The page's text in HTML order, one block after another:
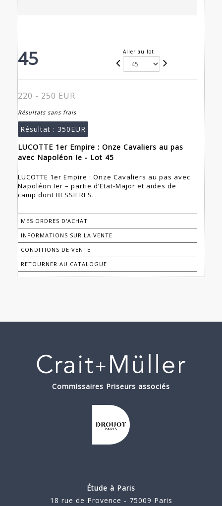
45 Aller au lot
220 - 250 EUR
Résultats sans frais
Résultat : 350EUR
LUCOTTE 1er Empire : Onze Cavaliers au pas
avec Napoléon Ie - Lot 45
LUCOTTE 1er Empire : Onze Cavaliers au pas avec
Napoléon Ier – partie d’Etat-Major et aides de
camp dont BESSIERES.
MES ORDRES D'ACHAT
INFORMATIONS SUR LA VENTE
CONDITIONS DE VENTE
RETOURNER AU CATALOGUE
Commissaires Priseurs associés
Étude à Paris
18 rue de Provence - 75009 Paris